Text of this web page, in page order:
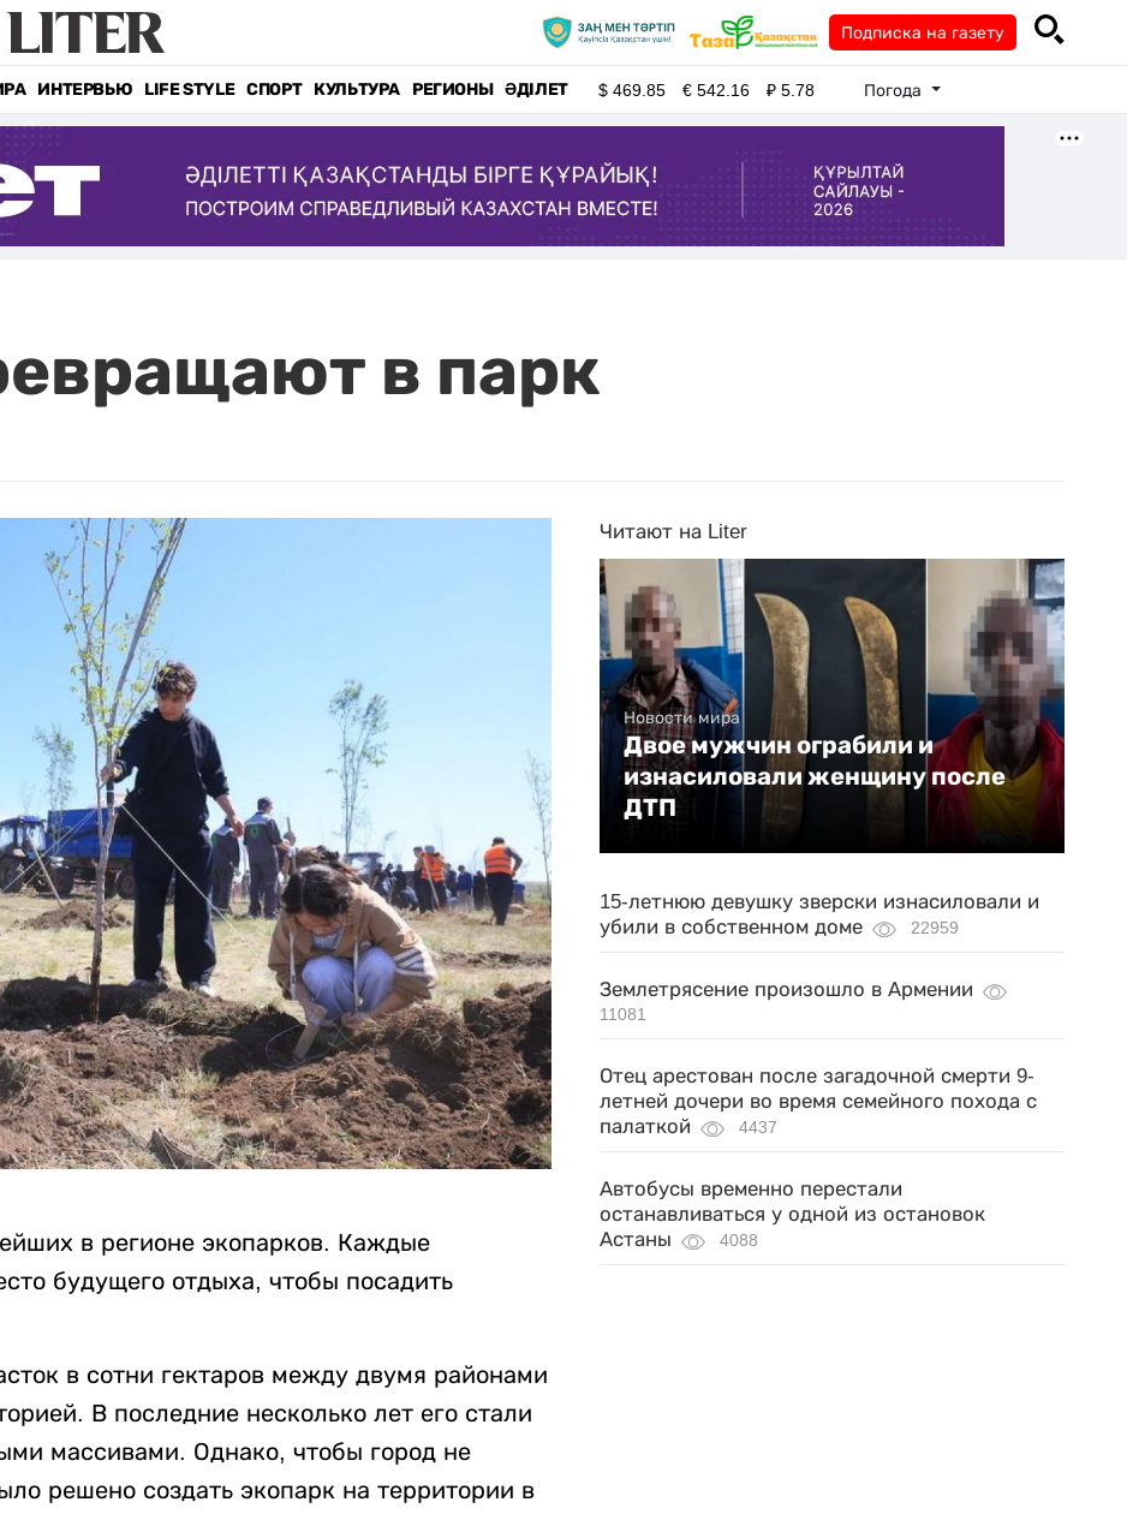
Подписка на газету
ИНТЕРВЬЮ LIFE STYLE СПОРТ КУЛЬТУРА РЕГИОНЫ ӘДІЛЕТ $469.85 €542.16 ₽5.78 Погода
в парк
в регионе экопарков. Каждые
будущего отдыха, чтобы посадить
в сотни гектаров между двумя районами
В последние несколько лет его стали
массивами. Однако, чтобы город не
решено создать экопарк на территории в
Читают на Liter
Новости мира
Двое мужчин ограбили и
изнасиловали женщину после
ДТП
15-летнюю девушку зверски изнасиловали и
убили в собственном доме
22959
Землетрясение произошло в Армении
11081
Отец арестован после загадочной смерти 9-
летней дочери во время семейного похода с
палаткой
4437
Автобусы временно перестали
останавливаться у одной из остановок
Астаны
4088